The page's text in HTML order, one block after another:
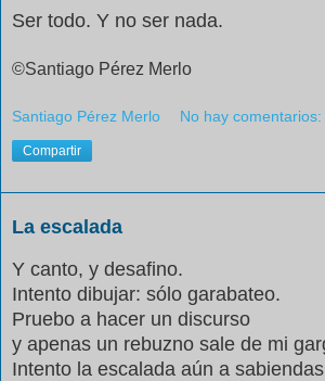
Ser todo. Y no ser nada.
©Santiago Pérez Merlo
Santiago Pérez Merlo No hay comentarios:
Compartir
La escalada
Y canto, y desafino.
Intento dibujar: sólo garabateo.
Pruebo a hacer un discurso
y apenas un rebuzno sale de mi
Intento la escalada aún a sabiendas